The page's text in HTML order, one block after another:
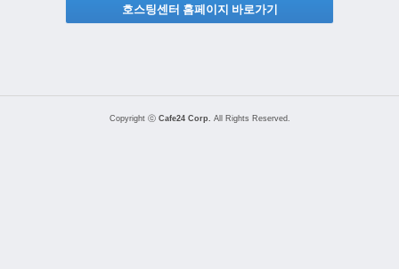
호스팅센터 홈페이지 바로가기
Copyright ⓒ Cafe24 Corp. All Rights Reserved.